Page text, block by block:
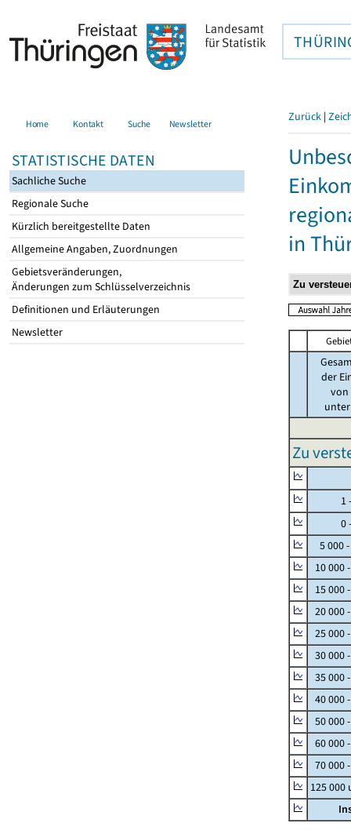
Home Kontakt Suche Newsletter
STATISTISCHE DATEN
Sachliche Suche
Regionale Suche
Kürzlich bereitgestellte Daten
Allgemeine Angaben, Zuordnungen
Gebietsveränderungen,
Änderungen zum Schlüsselverzeichnis
Definitionen und Erläuterungen
Newsletter
Zurück |
in
der
von
unter
Zu
1 -
0 -
5 000
10 000
15 000
20 000
25 000
30 000
35 000
40 000
50 000
60 000
70 000
125